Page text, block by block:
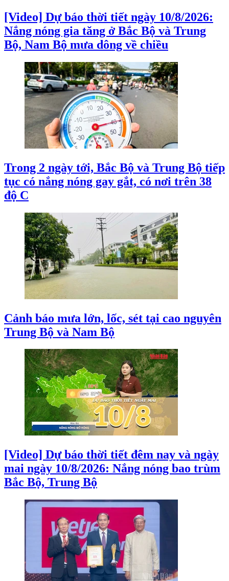
[Video] Dự báo thời tiết ngày 10/8/2026:
Nắng nóng gia tăng ở Bắc Bộ và Trung
Bộ, Nam Bộ mưa dông về chiều
Trong 2 ngày tới, Bắc Bộ và Trung Bộ tiếp
tục có nắng nóng gay gắt, có nơi trên 38
độ C
Cảnh báo mưa lớn, lốc, sét tại cao nguyên
Trung Bộ và Nam Bộ
[Video] Dự báo thời tiết đêm nay và ngày
mai ngày 10/8/2026: Nắng nóng bao trùm
Bắc Bộ, Trung Bộ